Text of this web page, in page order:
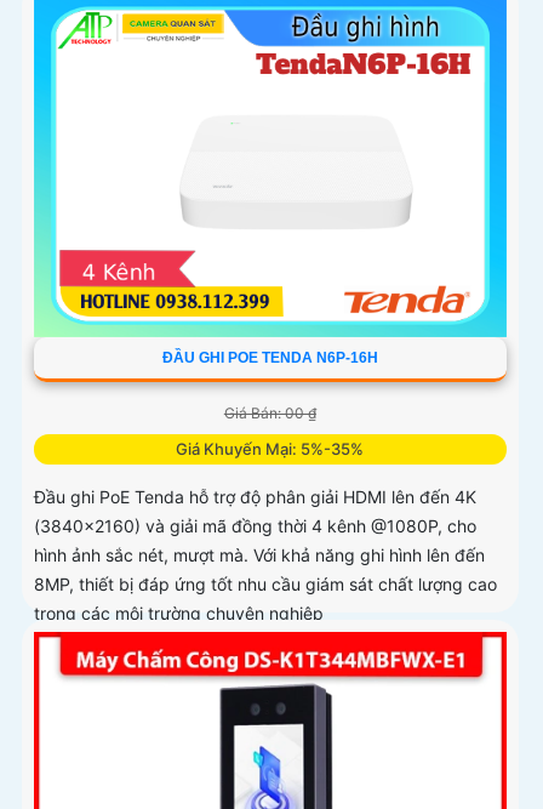
siêu nét và khả năng lưu trữ vượt trội hiệu suất mạnh mẽ,
tính năng linh hoạt và mức giá cạnh tranh
ĐẦU GHI POE TENDA N6P-16H
Giá Bán: 00 ₫
Giá Khuyến Mại: 5%-35%
Đầu ghi PoE Tenda hỗ trợ độ phân giải HDMI lên đến 4K
(3840×2160) và giải mã đồng thời 4 kênh @1080P, cho
hình ảnh sắc nét, mượt mà. Với khả năng ghi hình lên đến
8MP, thiết bị đáp ứng tốt nhu cầu giám sát chất lượng cao
trong các môi trường chuyên nghiệp